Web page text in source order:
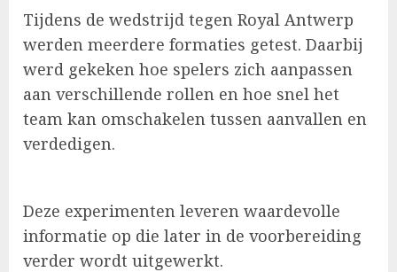
Tijdens de wedstrijd tegen Royal Antwerp
werden meerdere formaties getest. Daarbij
werd gekeken hoe spelers zich aanpassen
aan verschillende rollen en hoe snel het
team kan omschakelen tussen aanvallen en
verdedigen.
Deze experimenten leveren waardevolle
informatie op die later in de voorbereiding
verder wordt uitgewerkt.